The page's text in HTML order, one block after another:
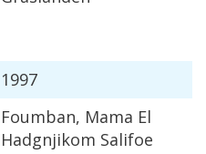
1997
Foumban, Mama El
Hadgnjikom Salifoe